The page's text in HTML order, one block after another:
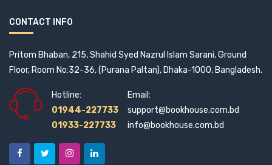
Amaresh Ojha and Subhra Moitra (1)
Amartya Sen (9)
Amena Mohsin (1)
Amenda Philomina Purification (1)
CONTACT INFO
Pritom Bhaban, 215, Shahid Syed Nazrul Islam Sarani, Ground
Floor, Room No:32-36, (Purana Paltan), Dhaka-1000, Bangladesh.
Hotline:
01944-227733
01933-227733
Email:
support@bookhouse.com.bd
info@bookhouse.com.bd